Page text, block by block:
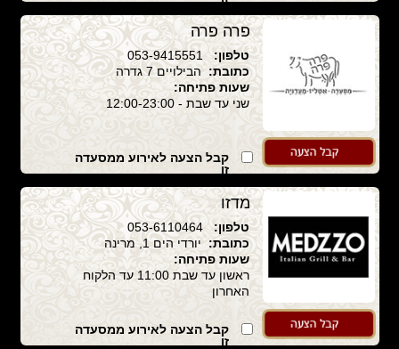
פרה פרה
טלפון:053-9415551
כתובת: הבילויים 7 גדרה
שעות פתיחה:
שני עד שבת - 12:00-23:00
קבל הצעה לאירוע ממסעדה
זו
מדזו
טלפון:053-6110464
כתובת: יורדי הים 1, מרינה
שעות פתיחה:
ראשון עד שבת 11:00 עד הלקוח
האחרון
קבל הצעה לאירוע ממסעדה
זו